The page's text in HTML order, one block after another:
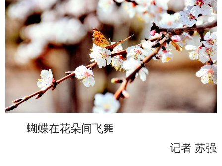
蝴蝶在花朵间飞舞
记者 苏强